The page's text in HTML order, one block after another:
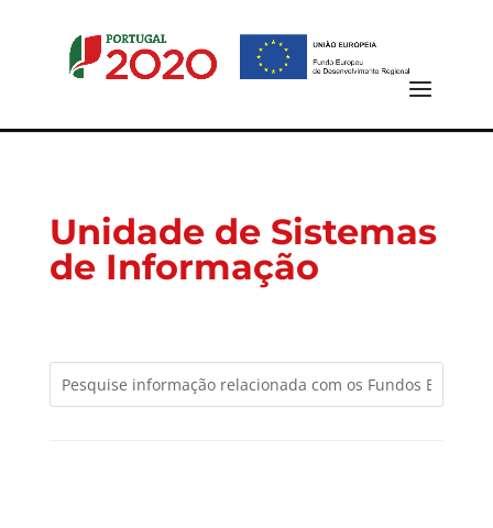
Unidade de Sistemas
de Informação